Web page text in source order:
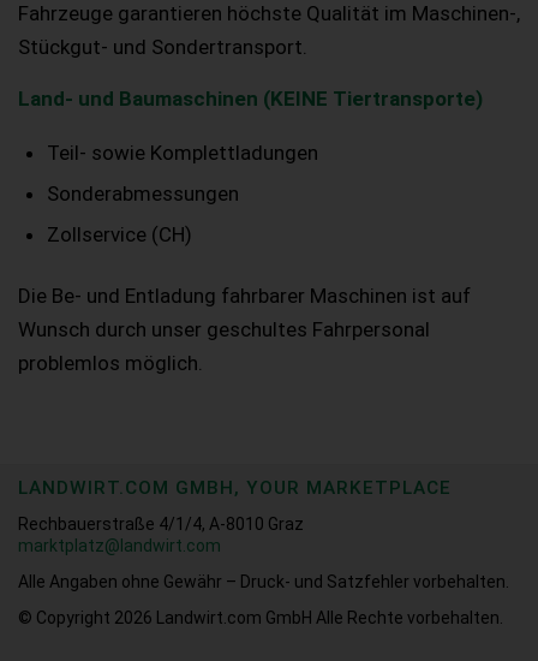
Fahrzeuge garantieren höchste Qualität im Maschinen-,
Stückgut- und Sondertransport.
Land- und Baumaschinen (KEINE Tiertransporte)
Teil- sowie Komplettladungen
Sonderabmessungen
Zollservice (CH)
Die Be- und Entladung fahrbarer Maschinen ist auf
Wunsch durch unser geschultes Fahrpersonal
problemlos möglich.
LANDWIRT.COM GMBH, YOUR MARKETPLACE
Rechbauerstraße 4/1/4, A-8010 Graz
marktplatz@landwirt.com
Alle Angaben ohne Gewähr – Druck- und Satzfehler vorbehalten.
© Copyright 2026
Landwirt.com GmbH Alle Rechte vorbehalten.